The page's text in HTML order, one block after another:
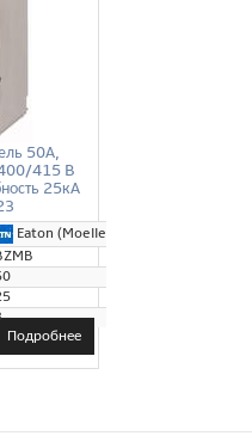
50А,
415 B
25кА
Eaton (Moeller)
Подробнее